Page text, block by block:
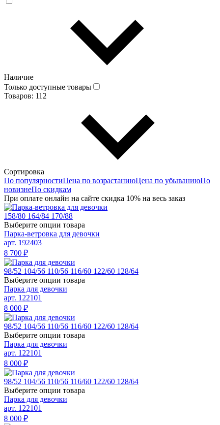
Наличие
Только доступные товары
Товаров: 112
Сортировка
По популярностиЦена по возрастаниюЦена по убываниюПо
новизнеПо скидкам
При оплате онлайн на сайте скидка 10% на весь заказ
158/80 164/84 170/88
Выберите опции товара
Парка-ветровка для девочки
арт. 192403
8 700 ₽
98/52 104/56 110/56 116/60 122/60 128/64
Выберите опции товара
Парка для девочки
арт. 122101
8 000 ₽
98/52 104/56 110/56 116/60 122/60 128/64
Выберите опции товара
Парка для девочки
арт. 122101
8 000 ₽
98/52 104/56 110/56 116/60 122/60 128/64
Выберите опции товара
Парка для девочки
арт. 122101
8 000 ₽